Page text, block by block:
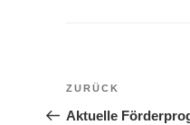
Vorheriger
Beitrag
ZURÜCK
Aktuelle